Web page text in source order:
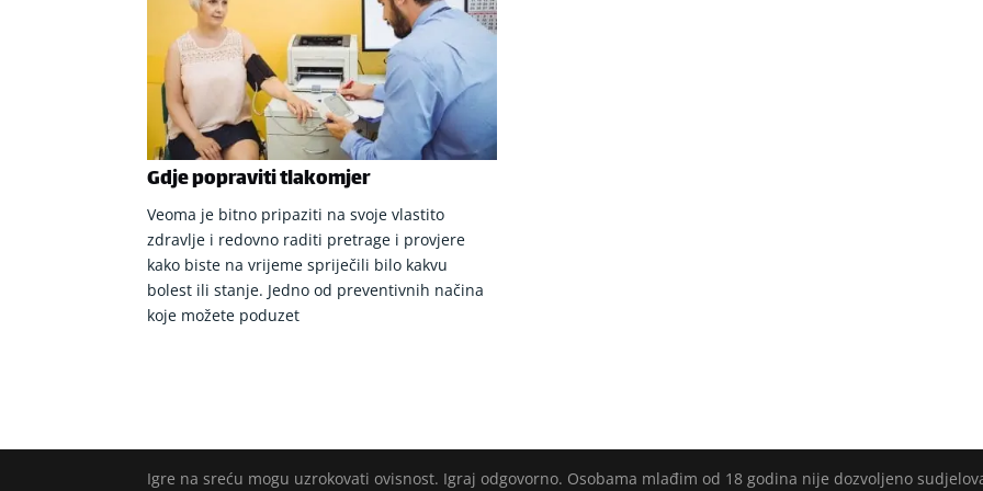
Gdje popraviti tlakomjer
Veoma je bitno pripaziti na svoje vlastito
zdravlje i redovno raditi pretrage i provjere
kako biste na vrijeme spriječili bilo kakvu
bolest ili stanje. Jedno od preventivnih načina
koje možete poduzet
Igre na sreću mogu uzrokovati ovisnost. Igraj odgovorno. Osobama mlađim od 18 godina nije dozvoljeno